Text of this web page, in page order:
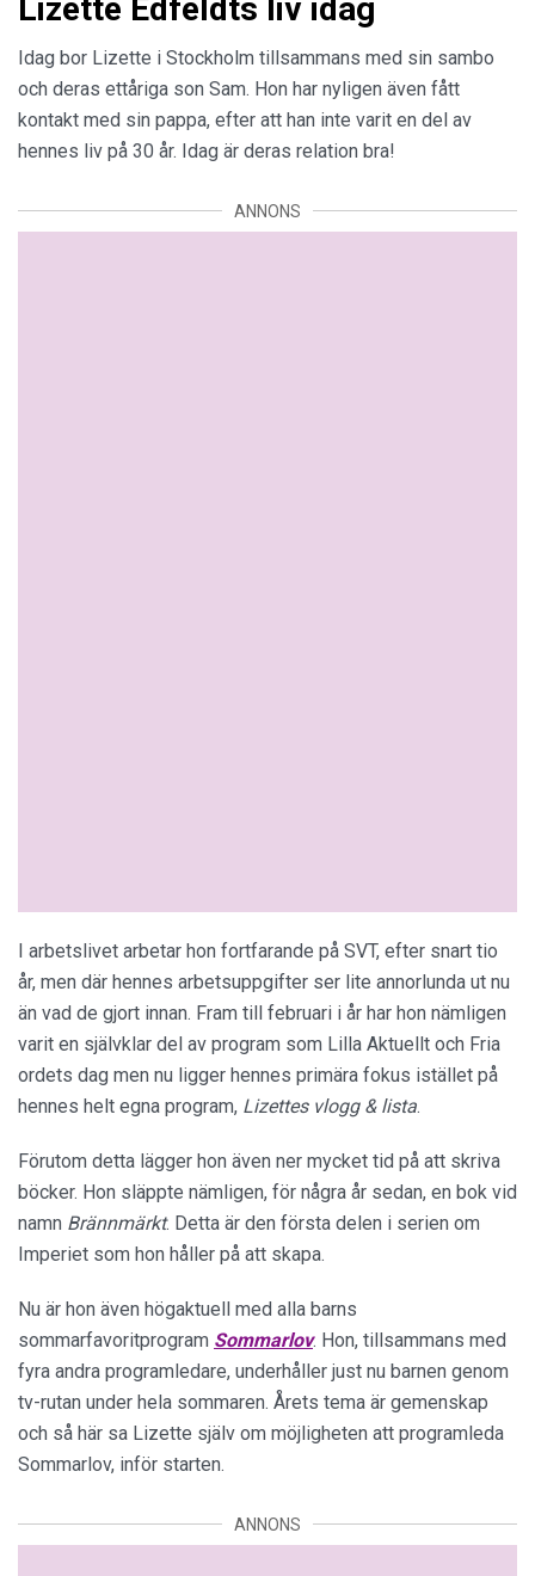
Lizette Edfeldts liv idag
Idag bor Lizette i Stockholm tillsammans med sin sambo
och deras ettåriga son Sam. Hon har nyligen även fått
kontakt med sin pappa, efter att han inte varit en del av
hennes liv på 30 år. Idag är deras relation bra!
ANNONS
I arbetslivet arbetar hon fortfarande på SVT, efter snart tio
år, men där hennes arbetsuppgifter ser lite annorlunda ut nu
än vad de gjort innan. Fram till februari i år har hon nämligen
varit en självklar del av program som Lilla Aktuellt och Fria
ordets dag men nu ligger hennes primära fokus istället på
hennes helt egna program, Lizettes vlogg & lista.
Förutom detta lägger hon även ner mycket tid på att skriva
böcker. Hon släppte nämligen, för några år sedan, en bok vid
namn Brännmärkt. Detta är den första delen i serien om
Imperiet som hon håller på att skapa.
Nu är hon även högaktuell med alla barns
sommarfavoritprogram Sommarlov. Hon, tillsammans med
fyra andra programledare, underhåller just nu barnen genom
tv-rutan under hela sommaren. Årets tema är gemenskap
och så här sa Lizette själv om möjligheten att programleda
Sommarlov, inför starten.
ANNONS